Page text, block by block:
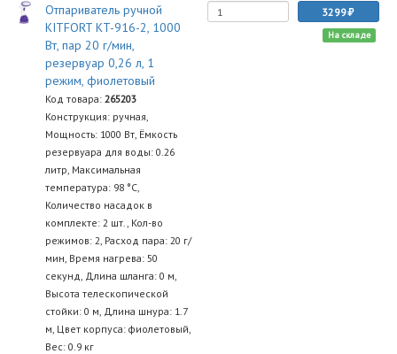
Отпариватель ручной
KITFORT KT-916-2, 1000
Вт, пар 20 г/мин,
резервуар 0,26 л, 1
режим, фиолетовый
Код товара: 265203
Конструкция: ручная,
Мощность: 1000 Вт, Ёмкость
резервуара для воды: 0.26
литр, Максимальная
температура: 98 °C,
Количество насадок в
комплекте: 2 шт., Кол-во
режимов: 2, Расход пара: 20 г/
мин, Время нагрева: 50
секунд, Длина шланга: 0 м,
Высота телескопической
стойки: 0 м, Длина шнура: 1.7
м, Цвет корпуса: фиолетовый,
Вес: 0.9 кг
3299
На складе